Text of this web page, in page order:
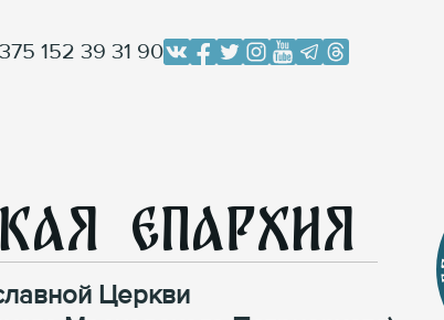
152 39 31 90
Епархия
Церкви